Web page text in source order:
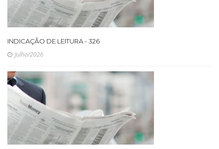
INDICAÇÃO DE LEITURA - 326
Julho/2026